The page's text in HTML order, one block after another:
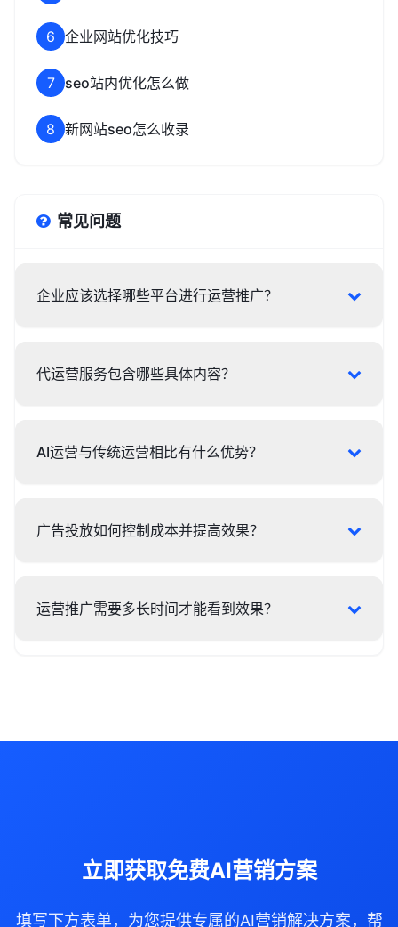
6 企业网站优化技巧
7 seo站内优化怎么做
8 新网站seo怎么收录
常见问题
企业应该选择哪些平台进行运营推广？
代运营服务包含哪些具体内容？
AI运营与传统运营相比有什么优势？
广告投放如何控制成本并提高效果？
运营推广需要多长时间才能看到效果？
立即获取免费AI营销方案
填写下方表单，为您提供专属的AI营销解决方案，帮